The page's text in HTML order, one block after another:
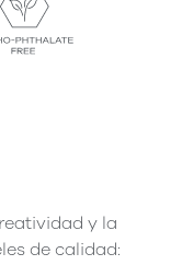
y la
de calidad: